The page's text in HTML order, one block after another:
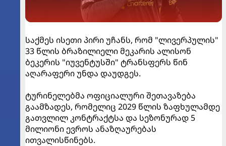
საქმეს ისეთი პირი უჩანს, რომ "ლივერპულის"
33 წლის ბრაზილიელი მეკარის ალისონ
ბეკერის "იუვენტუსში" ტრანსფერს წინ
აღარაფერი უნდა დაუდგეს.
ტურინელებმა ოფიციალური შეთავაზება
გაამზადეს, რომელიც 2029 წლის ზაფხულამდე
გათვლილ კონტრაქტსა და სეზონურად 5
მილიონი ევროს ანაზღაურებას
ითვალისწინებს.